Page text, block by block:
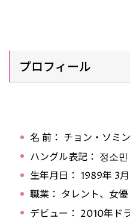
プロフィール
名 前： チョン・ソミ
ハングル表記： 정소민
生年月日： 1989年 3
職業： タレント、女優
デビュー： 2010年ド